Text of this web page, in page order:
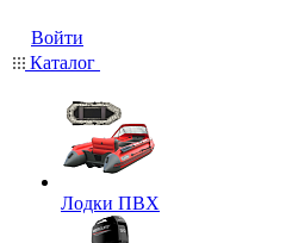
Войти
Каталог
Лодки ПВХ